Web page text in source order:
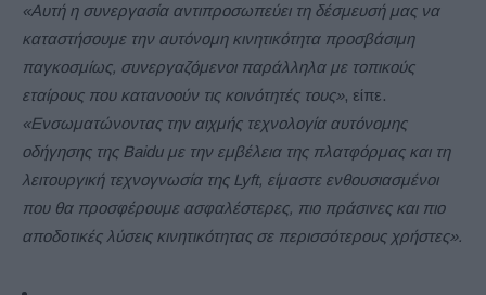
«Αυτή η συνεργασία αντιπροσωπεύει τη δέσμευσή μας να
καταστήσουμε την αυτόνομη κινητικότητα προσβάσιμη
παγκοσμίως, συνεργαζόμενοι παράλληλα με τοπικούς
εταίρους που κατανοούν τις κοινότητές τους», είπε.
«Ενσωματώνοντας την αιχμής τεχνολογία αυτόνομης
οδήγησης της Baidu με την εμβέλεια της πλατφόρμας και τη
λειτουργική τεχνογνωσία της Lyft, είμαστε ενθουσιασμένοι
που θα προσφέρουμε ασφαλέστερες, πιο πράσινες και πιο
αποδοτικές λύσεις κινητικότητας σε περισσότερους χρήστες».